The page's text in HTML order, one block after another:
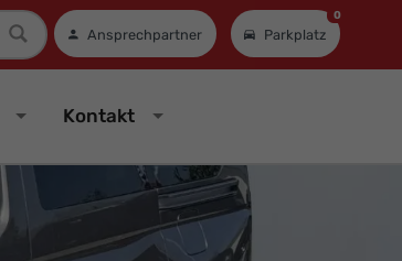
Ansprechpartner Parkplatz
0
Kontakt